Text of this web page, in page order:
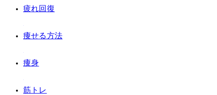
#疲れ回復
#痩せる方法
#痩身
#筋トレ